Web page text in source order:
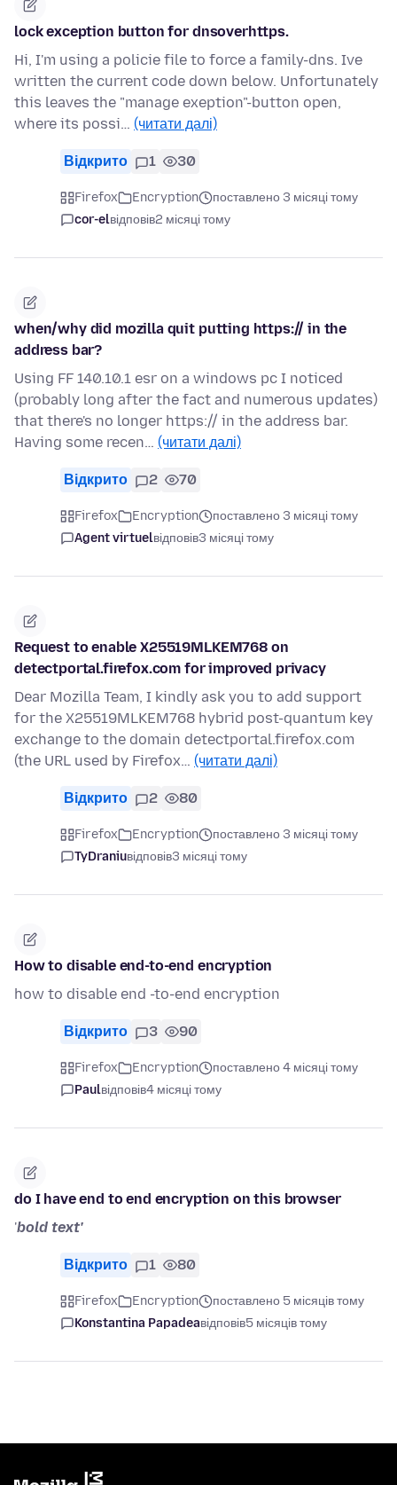
lock exception button for dnsoverhttps.
Hi, I'm using a policie file to force a family-dns. Ive
written the current code down below. Unfortunately
this leaves the "manage exeption"-button open,
where its possi… (читати далі)
Відкрито 1 30
Firefox Encryption
поставлено 3 місяці тому
cor-elвідповів2 місяці тому
when/why did mozilla quit putting https:// in the
address bar?
Using FF 140.10.1 esr on a windows pc I noticed
(probably long after the fact and numerous updates)
that there's no longer https:// in the address bar.
Having some recen… (читати далі)
Відкрито 2 70
Firefox Encryption
поставлено 3 місяці тому
Agent virtuelвідповів3 місяці тому
Request to enable X25519MLKEM768 on
detectportal.firefox.com for improved privacy
Dear Mozilla Team, I kindly ask you to add support
for the X25519MLKEM768 hybrid post-quantum key
exchange to the domain detectportal.firefox.com
(the URL used by Firefox… (читати далі)
Відкрито 2 80
Firefox Encryption
поставлено 3 місяці тому
TyDraniuвідповів3 місяці тому
How to disable end-to-end encryption
how to disable end -to-end encryption
Відкрито 3 90
Firefox Encryption
поставлено 4 місяці тому
Paulвідповів4 місяці тому
do I have end to end encryption on this browser
'bold text'
Відкрито 1 80
Firefox Encryption
поставлено 5 місяців тому
Konstantina Papadeaвідповів5 місяців тому